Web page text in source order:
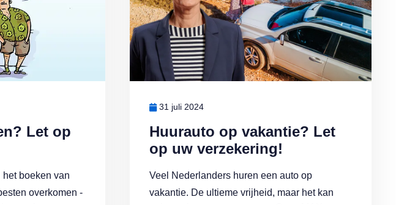
Let op
boeken van
overkomen -
Huurauto op vakantie? Let
op uw verzekering!
31 juli 2024
Veel Nederlanders huren een auto op
vakantie. De ultieme vrijheid, maar het kan